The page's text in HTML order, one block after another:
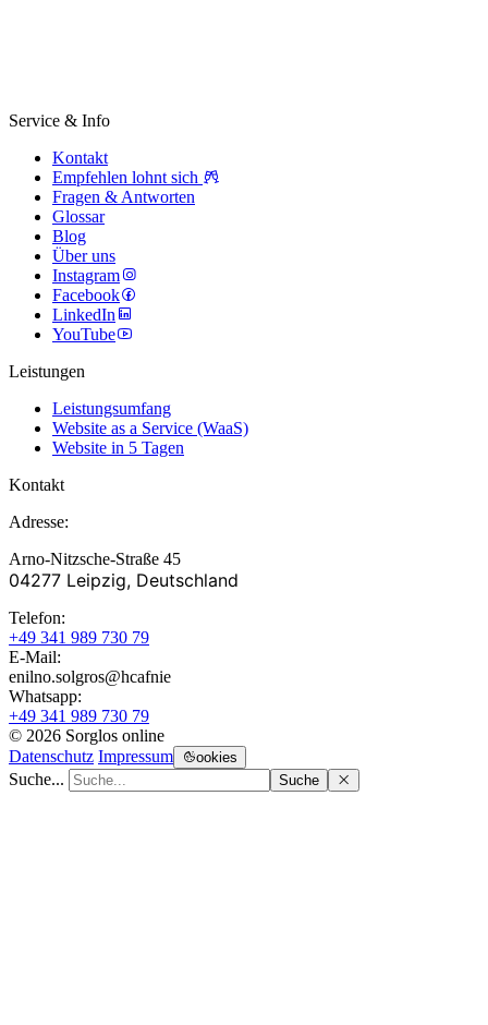
Service & Info
Kontakt
Empfehlen lohnt sich
Fragen & Antworten
Glossar
Blog
Über uns
Instagram
Facebook
LinkedIn
YouTube
Leistungen
Leistungsumfang
Website as a Service (WaaS)
Website in 5 Tagen
Kontakt
Adresse:
Arno-Nitzsche-Straße 45
04277 Leipzig, Deutschland
Telefon:
+49 341 989 730 79
E-Mail:
enilno.solgros@hcafnie
Whatsapp:
+49 341 989 730 79
© 2026 Sorglos online
Datenschutz Impressum ookies
Suche... Suche